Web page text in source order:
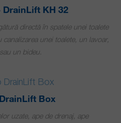
DrainLift KH 32
directă în spatele unei toalete
unei toalete, un lavoar,
un bideu.
Box
uzate, ape de drenaj, ape